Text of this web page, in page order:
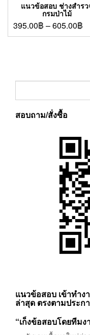
แนวข้อสอบ ช่างสำรว
กรมป่าไม้
395.00฿ –605.00฿
สอบถาม/สั่งซื้อ
แนวข้อสอบ เข้าทำง
ล่าสุด ตรงตามประก
“เก็งข้อสอบโดยทีม